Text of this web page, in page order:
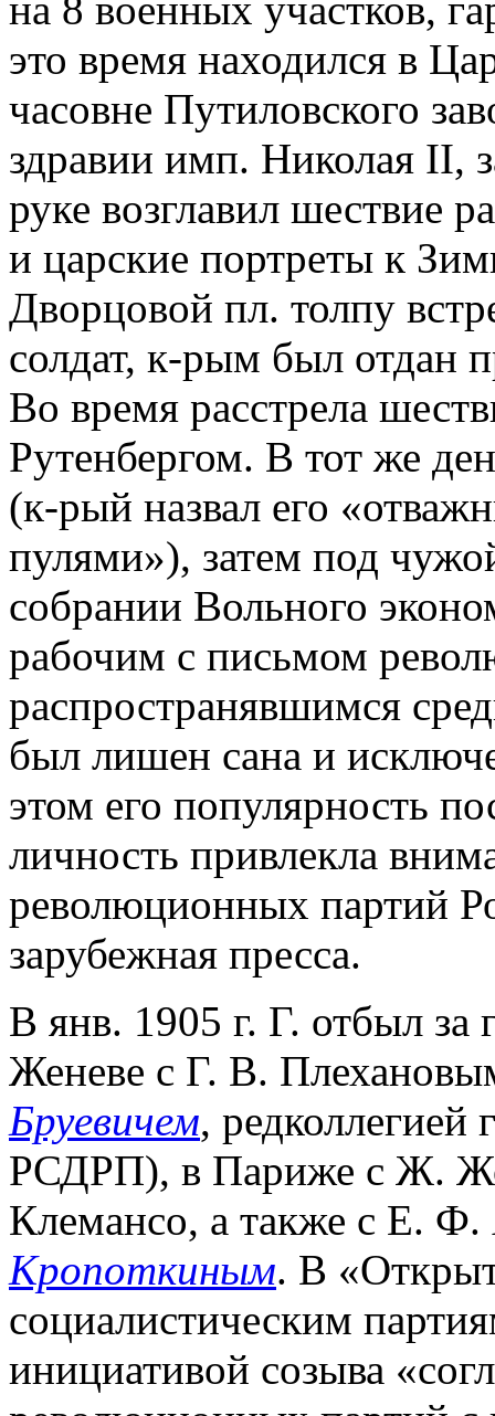
это время находился в
часовне Путиловского
здравии имп. Николая II,
руке возглавил шествие
и царские портреты к
Дворцовой пл. толпу
солдат, к-рым был отдан
Во время расстрела
Рутенбергом. В тот же
(к-рый назвал его
пулями»), затем под
собрании Вольного
рабочим с письмом
распространявшимся
был лишен сана и
этом его популярность
личность привлекла
революционных партий
зарубежная пресса.
В янв. 1905 г. Г. отбыл за
Женеве с Г. В.
Бруевичем, редколлегией
РСДРП), в Париже с Ж.
Клемансо, а также с Е.
Кропоткиным. В
социалистическим
инициативой созыва